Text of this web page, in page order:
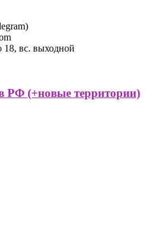
18, вс. выходной
РФ (+новые территории)